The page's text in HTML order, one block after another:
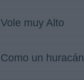
Vole muy Alto
Como un huracán